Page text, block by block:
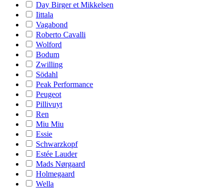
Day Birger et Mikkelsen
Iittala
Vagabond
Roberto Cavalli
Wolford
Bodum
Zwilling
Södahl
Peak Performance
Peugeot
Pillivuyt
Ren
Miu Miu
Essie
Schwarzkopf
Estée Lauder
Mads Nørgaard
Holmegaard
Wella